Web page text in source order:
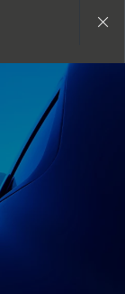
Close